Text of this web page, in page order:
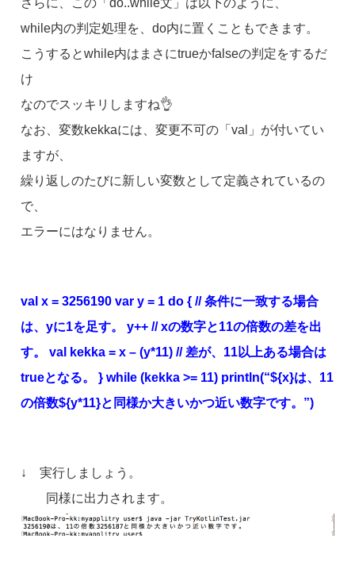
さらに、この「do..while文」は以下のように、
while内の判定処理を、do内に置くこともできます。
こうするとwhile内はまさにtrueかfalseの判定をするだ
け
なのでスッキリしますね👌
なお、変数kekkaには、変更不可の「val」が付いてい
ますが、
繰り返しのたびに新しい変数として定義されているの
で、
エラーにはなりません。
val x = 3256190 var y = 1 do { // 条件に一致する場合
は、yに1を足す。 y++ // xの数字と11の倍数の差を出
す。 val kekka = x – (y*11) // 差が、11以上ある場合は
trueとなる。 } while (kekka >= 11) println(“${x}は、11
の倍数${y*11}と同様か大きいかつ近い数字です。”)
↓ 実行しましょう。
同様に出力されます。